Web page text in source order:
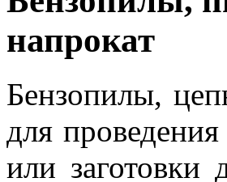
напрокат
Бензопилы,
для
или заготовки